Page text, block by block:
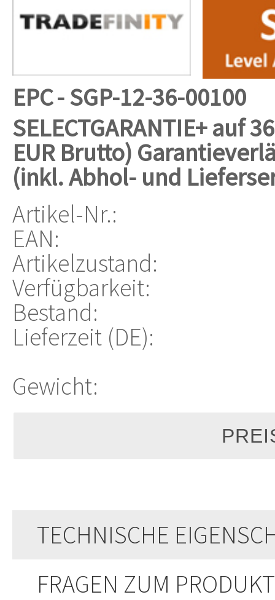
EPC- SGP-12-36-00100
SELECTGARANTIE+ auf
EUR Brutto)
(inkl. Abhol- und
Artikel-Nr.:
EAN:
Artikelzustand:
Verfügbarkeit:
Bestand:
Lieferzeit (DE):
Gewicht:
TECHNISCHE
FRAGEN ZUM PRODUKT